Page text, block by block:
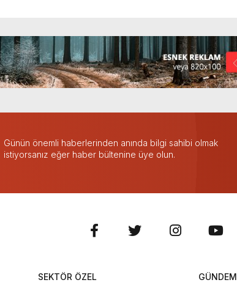
Günün önemli haberlerinden anında bilgi sahibi olmak
istiyorsanız eğer haber bültenine üye olun.
SEKTÖR ÖZEL GÜNDEM